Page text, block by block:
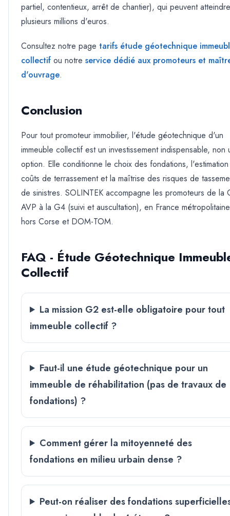
partiel, contentieux, arrêt de chantier), qui peuvent atteindre
plusieurs millions d'euros.
Consultez notre page tarifs étude géotechnique
collectif ou notre service dédié aux promoteurs et
d'ouvrage.
Conclusion
Pour tout promoteur immobilier, l'étude géotechnique d'un
immeuble collectif est un investissement indispensable, non
option. Elle conditionne le choix des fondations,
coûts de terrassement et la maîtrise des risques de
de sinistres. SOLINTEK accompagne les promoteurs de la
AVP à la G4 (suivi et auscultation), en France métropolitaine
hors Corse et DOM-TOM.
FAQ - Étude Géotechnique
Collectif
La mission G2 est-elle obligatoire pour tout
immeuble collectif ?
Faut-il une étude géotechnique pour un
immeuble de réhabilitation (pas de travaux de
fondations) ?
Comment gérer la mitoyenneté des
fondations en milieu urbain dense ?
Peut-on réaliser des fondations